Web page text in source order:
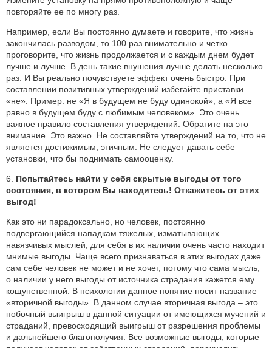
повторяйте ее по многу раз.
Например, если Вы постоянно думаете и говорите, что жизнь
закончилась разводом, то 100 раз внимательно и четко
проговорите, что жизнь продолжается и с каждым днем будет
лучше и лучше. В день такие внушения лучше делать несколько
раз. И Вы реально почувствуете эффект очень быстро. При
составлении позитивных утверждений избегайте приставки
«не». Пример: не «Я в будущем не буду одинокой», а «Я все
равно в будущем буду с любимым человеком». Это очень
важное правило составления утверждений. Обратите на это
внимание. Это важно. Не составляйте утверждений на то, что не
является достижимым, этичным. Не следует давать себе
установки, что бы поднимать самооценку.
6. Попытайтесь найти у себя скрытые выгоды от того
состояния, в котором Вы находитесь! Откажитесь от этих
выгод!
Как это ни парадоксально, но человек, постоянно
подвергающийся нападкам тяжелых, изматывающих
навязчивых мыслей, для себя в их наличии очень часто находит
мнимые выгоды. Чаще всего признаваться в этих выгодах даже
сам себе человек не может и не хочет, потому что сама мысль,
о наличии у него выгоды от источника страдания кажется ему
кощунственной. В психологии данное понятие носит название
«вторичной выгоды». В данном случае вторичная выгода – это
побочный выигрыш в данной ситуации от имеющихся мучений и
страданий, превосходящий выигрыш от разрешения проблемы
и дальнейшего благополучия. Все возможные выгоды, которые